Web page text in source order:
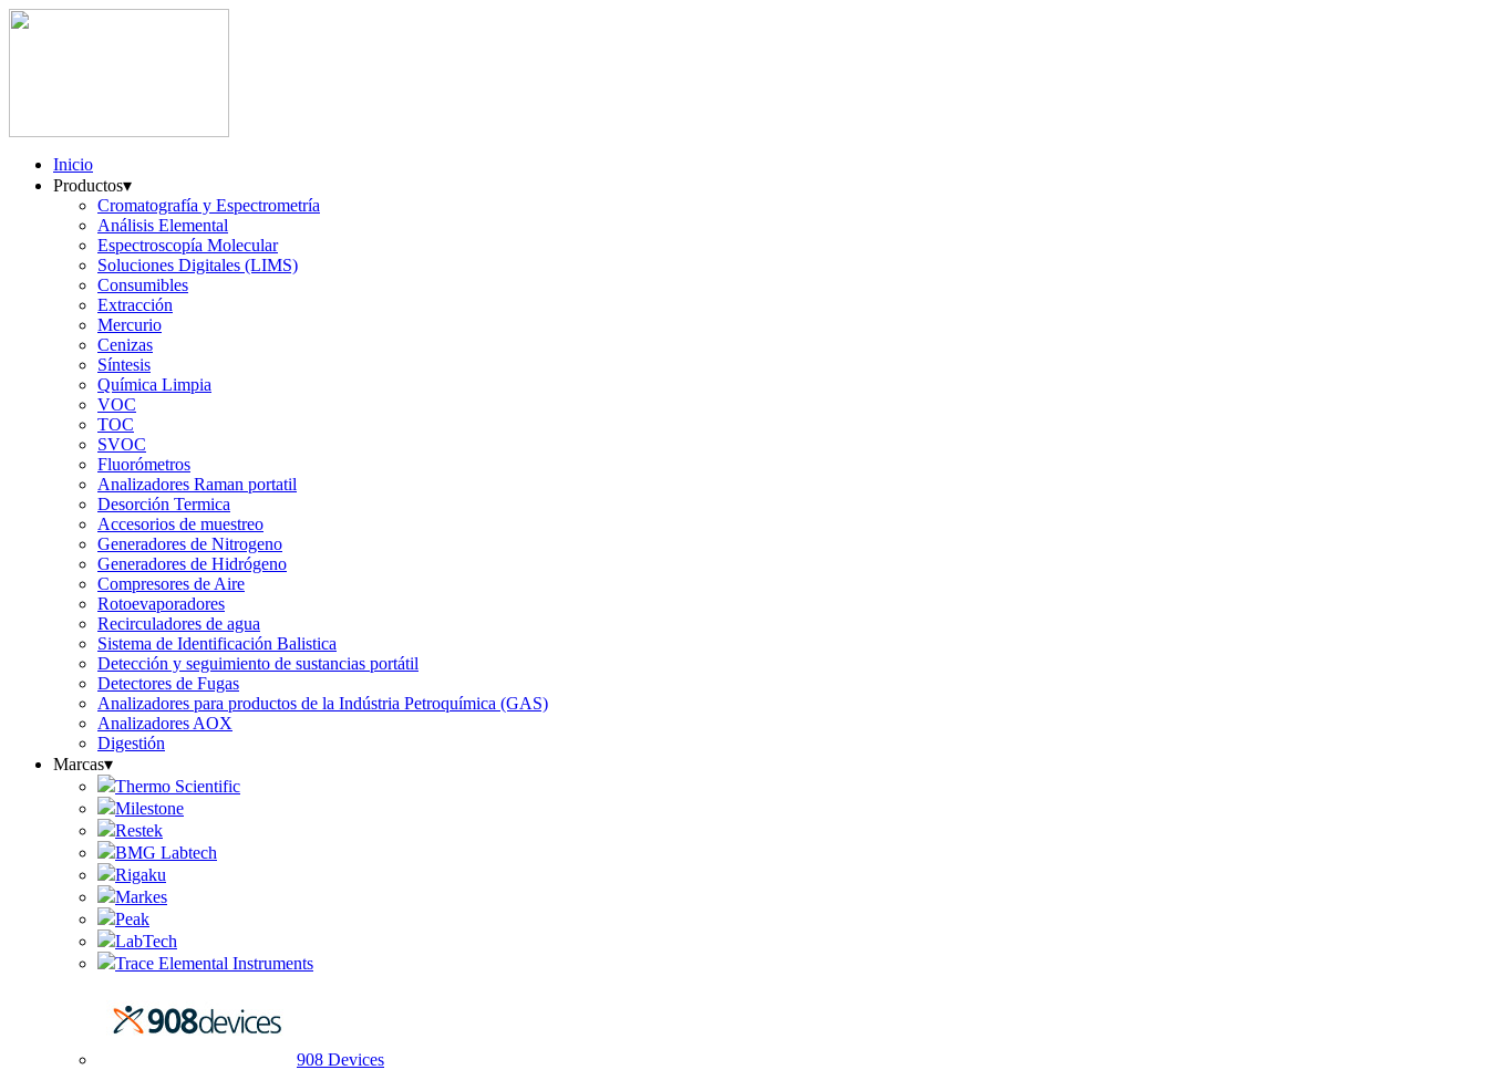
Inicio
Productos▾
Cromatografía y Espectrometría
Análisis Elemental
Espectroscopía Molecular
Soluciones Digitales (LIMS)
Consumibles
Extracción
Mercurio
Cenizas
Síntesis
Química Limpia
VOC
TOC
SVOC
Fluorómetros
Analizadores Raman portatil
Desorción Termica
Accesorios de muestreo
Generadores de Nitrogeno
Generadores de Hidrógeno
Compresores de Aire
Rotoevaporadores
Recirculadores de agua
Sistema de Identificación Balistica
Detección y seguimiento de sustancias portátil
Detectores de Fugas
Analizadores para productos de la Indústria Petroquímica (GAS)
Analizadores AOX
Digestión
Marcas▾
Thermo Scientific
Milestone
Restek
BMG Labtech
Rigaku
Markes
Peak
LabTech
Trace Elemental Instruments
908 Devices